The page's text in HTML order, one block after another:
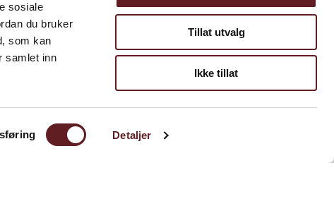
sosiale
du bruker
som kan
samlet inn
Detaljer
Tillat utvalg
Ikke tillat